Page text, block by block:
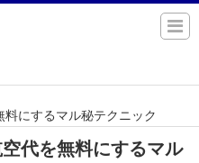
にするマル秘テクニック
代を無料にするマル